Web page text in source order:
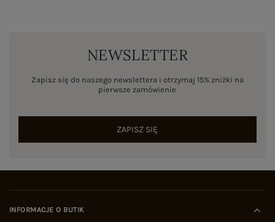
NEWSLETTER
Zapisz się do naszego newslettera i otrzymaj 15% zniżki na
pierwsze zamówienie
ZAPISZ SIĘ
INFORMACJE O BUTIK